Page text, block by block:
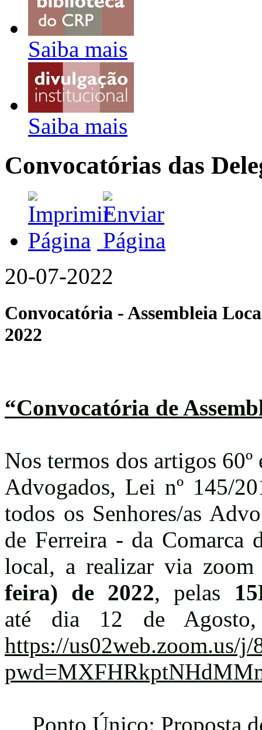
Saiba mais
Saiba mais
Convocatórias das
20-07-2022
Convocatória - Assembleia
2022
“Convocatória de
Nos termos dos artigos
Advogados, Lei nº 145/
todos os Senhores/as
de Ferreira - da Comarca
local, a realizar via
feira) de 2022, pelas
até dia 12 de
https://us02web.zoom.us/j/
Ponto Único: Proposta